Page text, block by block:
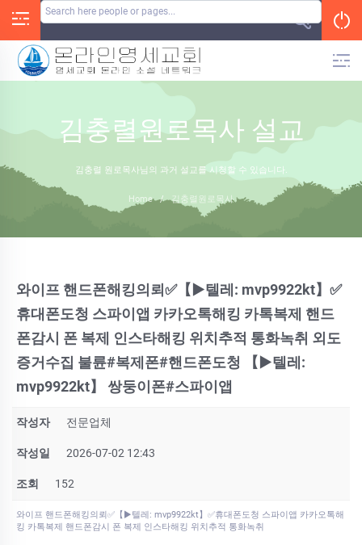
김충렬원로목사 설교
김충렬 원로목사님의 과거 설교를 시청할 수 있습니다.
Home / 김충렬원로목사
와이프 핸드폰해킹의뢰✅【▶텔레: mvp9922kt】✅
휴대폰도청 스파이앱 카카오톡해킹 카톡복제 핸드
폰감시 폰 복제 인스타해킹 위치추적 통화녹취 외도
증거수집 불륜#복제폰#핸드폰도청 【▶텔레:
mvp9922kt】 쌍둥이폰#스파이앱
작성자 전문업체
작성일 2026-07-02 12:43
조회 152
와이프 핸드폰해킹의뢰✅【▶텔레: mvp9922kt】✅휴대폰도청 스파이앱 카카오톡해
킹 카톡복제 핸드폰감시 폰 복제 인스타해킹 위치추적 통화녹취